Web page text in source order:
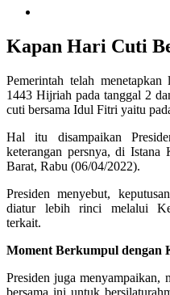
Kapan Hari Cuti
Pemerintah telah
1443 Hijriah pada tanggal 2
cuti bersama Idul Fitri yaitu
Hal itu disampaikan
keterangan persnya, di Istana
Barat, Rabu (06/04/2022).
Presiden menyebut,
diatur lebih rinci melalui
terkait.
Moment Berkumpul dengan
Presiden juga menyampaikan,